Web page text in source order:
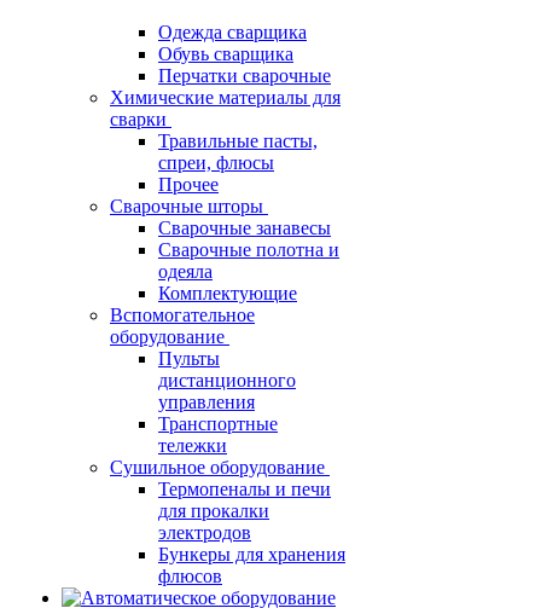
Одежда сварщика
Обувь сварщика
Перчатки сварочные
Химические материалы для
сварки
Травильные пасты,
спреи, флюсы
Прочее
Сварочные шторы
Сварочные занавесы
Сварочные полотна и
одеяла
Комплектующие
Вспомогательное
оборудование
Пульты
дистанционного
управления
Транспортные
тележки
Сушильное оборудование
Термопеналы и печи
для прокалки
электродов
Бункеры для хранения
флюсов